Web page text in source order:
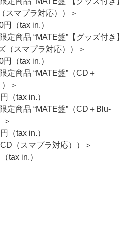
スマプラ対応））＞
（tax in.）
定商品 “MATE盤”【グッズ付き】
（スマプラ対応））＞
（tax in.）
定商品 “MATE盤”（CD＋
＞
（tax in.）
定商品 “MATE盤”（CD＋Blu-
＞
（tax in.）
（スマプラ対応））＞
tax in.）